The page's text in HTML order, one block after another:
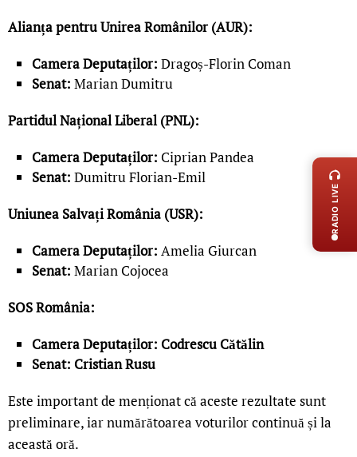
Alianța pentru Unirea Românilor (AUR):
Camera Deputaților: Dragoș-Florin Coman
Senat: Marian Dumitru
Partidul Național Liberal (PNL):
Camera Deputaților: Ciprian Pandea
Senat: Dumitru Florian-Emil
Uniunea Salvați România (USR):
Camera Deputaților: Amelia Giurcan
Senat: Marian Cojocea
SOS România:
Camera Deputaților: Codrescu Cătălin
Senat: Cristian Rusu
Este important de menționat că aceste rezultate sunt
preliminare, iar numărătoarea voturilor continuă și la
această oră.
RADIO LIVE